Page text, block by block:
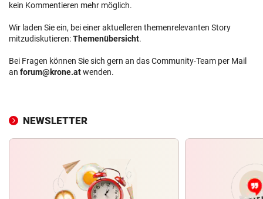
kein Kommentieren mehr möglich.
Wir laden Sie ein, bei einer aktuelleren themenrelevanten Story
mitzudiskutieren:Themenübersicht.
Bei Fragen können Sie sich gern an das Community-Team per Mail
an forum@krone.atwenden.
NEWSLETTER